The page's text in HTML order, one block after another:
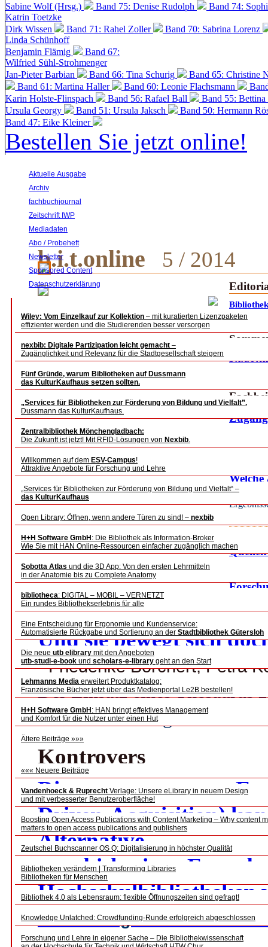
Sabine Wolf (Hrsg.)
Band 75: Denise Rudolph
Band 74:
Katrin Toetzke
Dirk Wissen
Band 71: Rahel Zoller
Band 70: Sabrina Lorenz
Linda Schünhoff
Benjamin Flämig
Band 67:
Wilfried Sühl-Strohmenger
Jan-Pieter Barbian
Band 66: Tina Schurig
Band 65: Christine
Band 61: Martina Haller
Band 60: Leonie Flachsmann
Karin Holste-Flinspach
Band 56: Rafael Ball
Band 55:
Ursula Georgy
Band 51: Ursula Jaksch Band 50: Hermann
Band 47: Eike Kleiner
Bestellen Sie jetzt online!
Aktuelle Ausgabe
Archiv
fachbuchjournal
Zeitschrift IWP
Mediadaten
Abo / Probeheft
Newsletter
Sponsored Content
Datenschutzerklärung
Wiley: Vom Einzelkauf zur Kollektion – mit kuratierten Lizenzpaketen
effizienter werden und die Studierenden besser versorgen
nexbib: Digitale Partizipation leicht gemacht –
Zugänglichkeit und Relevanz für die Stadtgesellschaft steigern
Fünf Gründe, warum Bibliotheken auf Dussmann
das KulturKaufhaus setzen sollten.
„Services für Bibliotheken zur Förderung von Bildung und Vielfalt”.
Dussmann das KulturKaufhaus.
Zentralbibliothek Mönchengladbach:
Die Zukunft ist jetzt! Mit RFID-Lösungen von Nexbib.
Willkommen auf dem ESV-Campus!
Attraktive Angebote für Forschung und Lehre
„Services für Bibliotheken zur Förderung von Bildung und Vielfalt“ –
das KulturKaufhaus
Open Library: Öffnen, wenn andere Türen zu sind! – nexbib
H+H Software GmbH : Die Bibliothek als Information-Broker
Wie Sie mit HAN Online-Ressourcen einfacher zugänglich machen
Sobotta Atlas und die 3D App: Von den ersten Lehrmitteln
in der Anatomie bis zu Complete Anatomy
bibliotheca: DIGITAL – MOBIL – VERNETZT
Ein rundes Bibliothekserlebnis für alle
Eine Entscheidung für Ergonomie und Kundenservice:
Automatisierte Rückgabe und Sortierung an der Stadtbibliothek Gütersloh
Die neue utb elibrary mit den Angeboten
utb-studi-e-book und scholars-e-library geht an den Start
Lehmanns Media erweitert Produktkatalog:
Französische Bücher jetzt über das Medienportal Le2B bestellen!
H+H Software GmbH : HAN bringt effektives Management
und Komfort für die Nutzer unter einen Hut
Ältere Beiträge »»»
««« Neuere Beiträge
Vandenhoeck & Ruprecht Verlage: Unsere eLibrary in neuem Design
und mit verbesserter Benutzeroberfläche!
Boosting Open Access Publications with Content Marketing – Why content
matters to open access publications and publishers
Zeutschel Buchscanner OS Q: Digitalisierung in höchster Qualität
Bibliotheken verändern | Transforming Libraries
Bibliotheken für Menschen
Bibliothek 4.0 als Lebensraum: flexible Öffnungszeiten sind gefragt!
Knowledge Unlatched: Crowdfunding-Runde erfolgreich abgeschlossen
Forschung und Lehre in eigener Sache – Die Bibliothekwissenschaft
b.i.t.online 5 / 2014
[+zoom]
Welche
von
Und sie bewegt sich
Friederike Borchert, Petra
Der Einsatz eines Thesaurus
Sacherschließung in einem
Kontrovers
Die nutzergesteuerte
Driven-Acquisition)
Alternative
zum bisherigen
Hochschulbibliotheken
Einführung: Wilfried Sühl-